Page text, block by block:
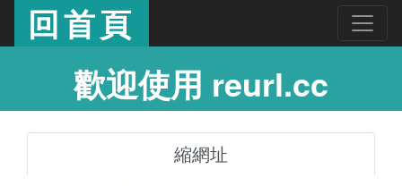
回首頁
歡迎使用 reurl.cc
縮網址